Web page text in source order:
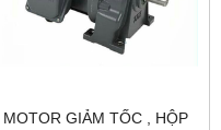
MOTOR GIẢM TỐC , HỘP